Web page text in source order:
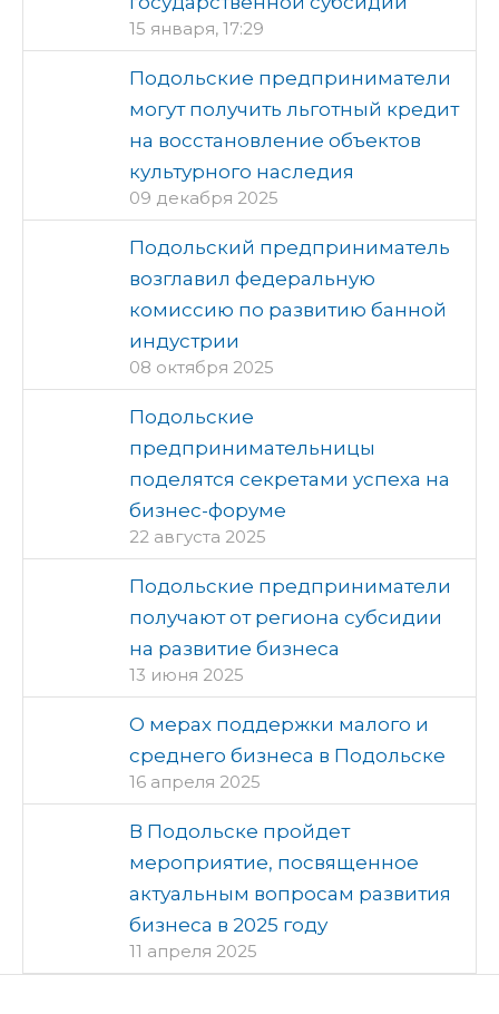
15 января, 17:29
Подольские предприниматели
могут получить льготный кредит
на восстановление объектов
культурного наследия
09 декабря 2025
Подольский предприниматель
возглавил федеральную
комиссию по развитию банной
индустрии
08 октября 2025
Подольские
предпринимательницы
поделятся секретами успеха на
бизнес-форуме
22 августа 2025
Подольские предприниматели
получают от региона субсидии
на развитие бизнеса
13 июня 2025
О мерах поддержки малого и
среднего бизнеса в Подольске
16 апреля 2025
В Подольске пройдет
мероприятие, посвященное
актуальным вопросам развития
бизнеса в 2025 году
11 апреля 2025